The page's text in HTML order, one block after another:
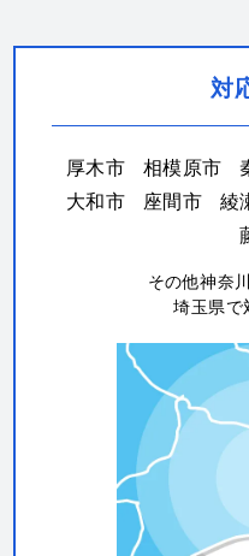
対
厚木市 相模原市
大和市
座間市 綾
その他神奈
埼玉県で